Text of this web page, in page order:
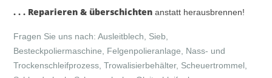
. . . Reparieren & überschichten anstatt herausbrennen!
Fragen Sie uns nach: Ausleitblech, Sieb,
Besteckpoliermaschine, Felgenpolieranlage, Nass- und
Trockenschleifprozess, Trowalisierbehälter, Scheuertrommel,